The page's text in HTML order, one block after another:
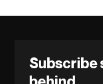
Subscribe